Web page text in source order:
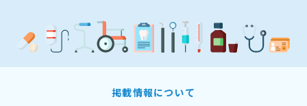
掲載情報について